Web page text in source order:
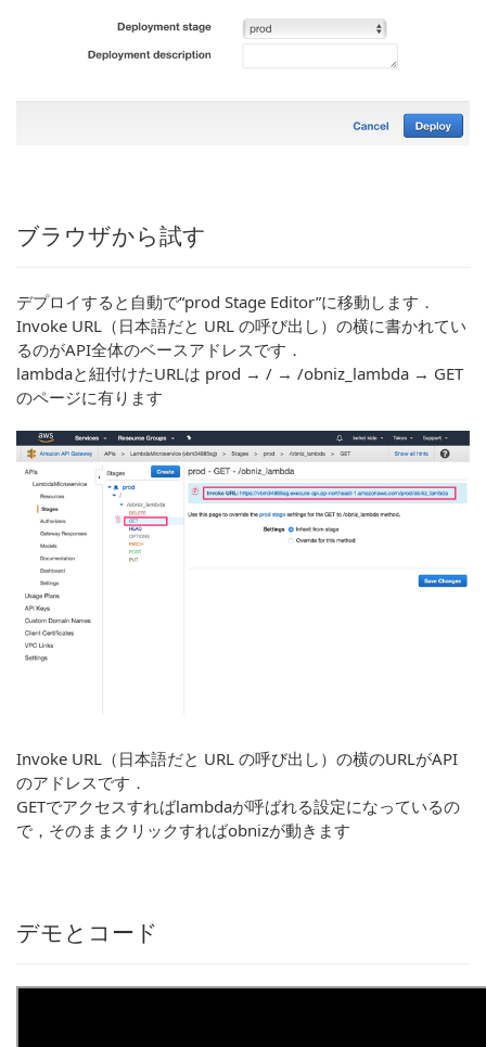
ブラウザから試す
デプロイすると自動で“prod Stage Editor”に移動します．
Invoke URL（日本語だと URL の呼び出し）の横に書かれてい
るのがAPI全体のベースアドレスです．
lambdaと紐付けたURLは prod → / → /obniz_lambda → GET
のページに有ります
Invoke URL（日本語だと URL の呼び出し）の横のURLがAPI
のアドレスです．
GETでアクセスすればlambdaが呼ばれる設定になっているの
で，そのままクリックすればobnizが動きます
デモとコード